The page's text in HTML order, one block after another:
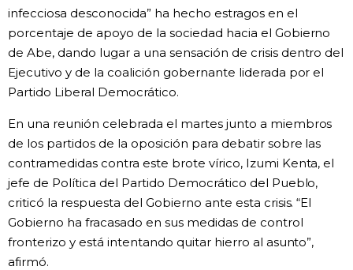
Fragmentos de Japón
Gente
Blog
Tokio
Avisos
infecciosa desconocida” ha hecho estragos en el
porcentaje de apoyo de la sociedad hacia el Gobierno
de Abe, dando lugar a una sensación de crisis dentro del
Ejecutivo y de la coalición gobernante liderada por el
Partido Liberal Democrático.
En una reunión celebrada el martes junto a miembros
de los partidos de la oposición para debatir sobre las
contramedidas contra este brote vírico, Izumi Kenta, el
jefe de Política del Partido Democrático del Pueblo,
criticó la respuesta del Gobierno ante esta crisis. “El
Gobierno ha fracasado en sus medidas de control
fronterizo y está intentando quitar hierro al asunto”,
afirmó.